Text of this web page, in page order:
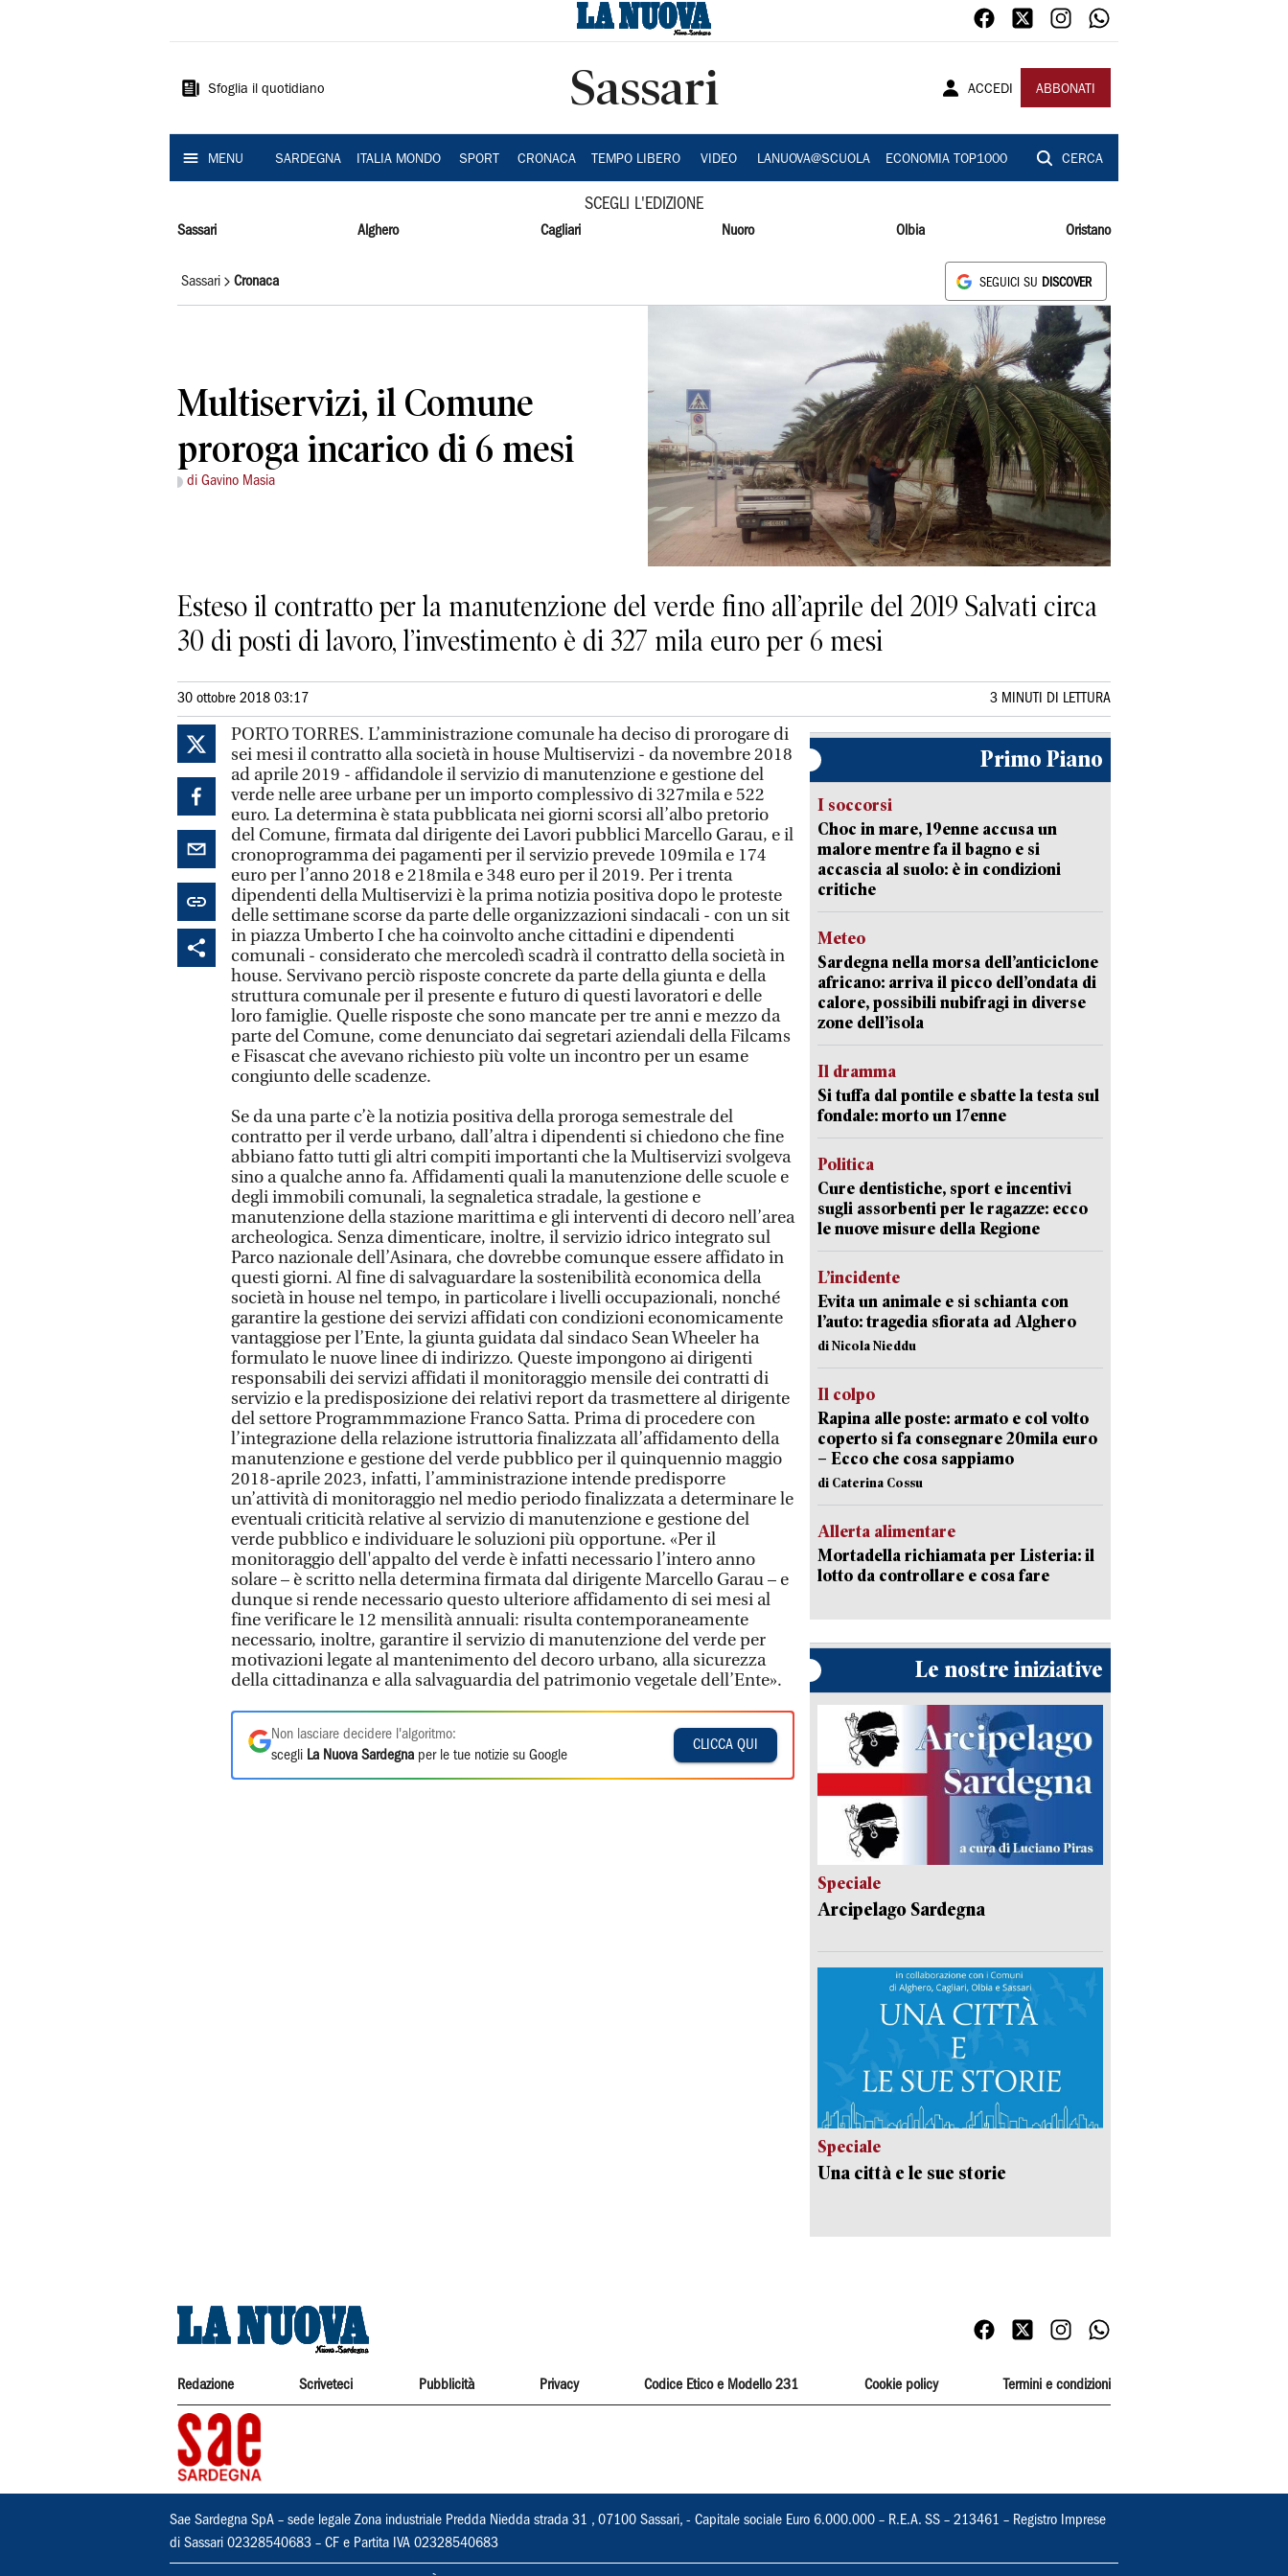
Sardegna
Sfoglia il quotidiano Sassari ACCEDI ABBONATI
MENU SARDEGNA ITALIA MONDO SPORT CRONACA TEMPO LIBERO VIDEO LANUOVA@SCUOLA ECONOMIA TOP1000 CERCA
SCEGLI L'EDIZIONE
Sassari Alghero Cagliari Nuoro Olbia Oristano
Sassari Cronaca SEGUICI SU DISCOVER
Multiservizi, il Comune
proroga incarico di 6 mesi
di Gavino Masia
Esteso il contratto per la manutenzione del verde fino all’aprile del 2019 Salvati circa
30 di posti di lavoro, l’investimento è di 327 mila euro per 6 mesi
30 ottobre 2018 03:17 3 MINUTI DI LETTURA
PORTO TORRES. L’amministrazione comunale ha deciso di prorogare di
sei mesi il contratto alla società in house Multiservizi - da novembre 2018
ad aprile 2019 - affidandole il servizio di manutenzione e gestione del
verde nelle aree urbane per un importo complessivo di 327mila e 522
euro. La determina è stata pubblicata nei giorni scorsi all’albo pretorio
del Comune, firmata dal dirigente dei Lavori pubblici Marcello Garau, e il
cronoprogramma dei pagamenti per il servizio prevede 109mila e 174
euro per l’anno 2018 e 218mila e 348 euro per il 2019. Per i trenta
dipendenti della Multiservizi è la prima notizia positiva dopo le proteste
delle settimane scorse da parte delle organizzazioni sindacali - con un sit
in piazza Umberto I che ha coinvolto anche cittadini e dipendenti
comunali - considerato che mercoledì scadrà il contratto della società in
house. Servivano perciò risposte concrete da parte della giunta e della
struttura comunale per il presente e futuro di questi lavoratori e delle
loro famiglie. Quelle risposte che sono mancate per tre anni e mezzo da
parte del Comune, come denunciato dai segretari aziendali della Filcams
e Fisascat che avevano richiesto più volte un incontro per un esame
congiunto delle scadenze.
Se da una parte c’è la notizia positiva della proroga semestrale del
contratto per il verde urbano, dall’altra i dipendenti si chiedono che fine
abbiano fatto tutti gli altri compiti importanti che la Multiservizi svolgeva
sino a qualche anno fa. Affidamenti quali la manutenzione delle scuole e
degli immobili comunali, la segnaletica stradale, la gestione e
manutenzione della stazione marittima e gli interventi di decoro nell’area
archeologica. Senza dimenticare, inoltre, il servizio idrico integrato sul
Parco nazionale dell’Asinara, che dovrebbe comunque essere affidato in
questi giorni. Al fine di salvaguardare la sostenibilità economica della
società in house nel tempo, in particolare i livelli occupazionali, nonché
garantire la gestione dei servizi affidati con condizioni economicamente
vantaggiose per l’Ente, la giunta guidata dal sindaco Sean Wheeler ha
formulato le nuove linee di indirizzo. Queste impongono ai dirigenti
responsabili dei servizi affidati il monitoraggio mensile dei contratti di
servizio e la predisposizione dei relativi report da trasmettere al dirigente
del settore Programmmazione Franco Satta. Prima di procedere con
l’integrazione della relazione istruttoria finalizzata all’affidamento della
manutenzione e gestione del verde pubblico per il quinquennio maggio
2018-aprile 2023, infatti, l’amministrazione intende predisporre
un’attività di monitoraggio nel medio periodo finalizzata a determinare le
eventuali criticità relative al servizio di manutenzione e gestione del
verde pubblico e individuare le soluzioni più opportune. «Per il
monitoraggio dell'appalto del verde è infatti necessario l’intero anno
solare – è scritto nella determina firmata dal dirigente Marcello Garau – e
dunque si rende necessario questo ulteriore affidamento di sei mesi al
fine verificare le 12 mensilità annuali: risulta contemporaneamente
necessario, inoltre, garantire il servizio di manutenzione del verde per
motivazioni legate al mantenimento del decoro urbano, alla sicurezza
della cittadinanza e alla salvaguardia del patrimonio vegetale dell’Ente».
Non lasciare decidere l'algoritmo:
scegli La Nuova Sardegna per le tue notizie su Google
CLICCA QUI
Primo Piano
I soccorsi
Choc in mare, 19enne accusa un
malore mentre fa il bagno e si
accascia al suolo: è in condizioni
critiche
Meteo
Sardegna nella morsa dell’anticiclone
africano: arriva il picco dell’ondata di
calore, possibili nubifragi in diverse
zone dell’isola
Il dramma
Si tuffa dal pontile e sbatte la testa sul
fondale: morto un 17enne
Politica
Cure dentistiche, sport e incentivi
sugli assorbenti per le ragazze: ecco
le nuove misure della Regione
L’incidente
Evita un animale e si schianta con
l’auto: tragedia sfiorata ad Alghero
di Nicola Nieddu
Il colpo
Rapina alle poste: armato e col volto
coperto si fa consegnare 20mila euro
– Ecco che cosa sappiamo
di Caterina Cossu
Allerta alimentare
Mortadella richiamata per Listeria: il
lotto da controllare e cosa fare
Le nostre iniziative
Speciale
Arcipelago Sardegna
Speciale
Una città e le sue storie
Redazione Scriveteci Pubblicità Privacy Codice Etico e Modello 231 Cookie policy Termini e condizioni
Sae Sardegna SpA – sede legale Zona industriale Predda Niedda strada 31 , 07100 Sassari, - Capitale sociale Euro 6.000.000 – R.E.A. SS – 213461 – Registro Imprese
di Sassari 02328540683 – CF e Partita IVA 02328540683